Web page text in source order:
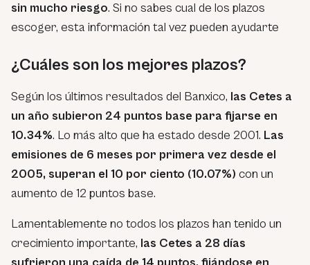
sin mucho riesgo. Si no sabes cual de los plazos
escoger, esta información tal vez pueden ayudarte
¿Cuáles son los mejores plazos?
Según los últimos resultados del Banxico, las Cetes a
un año subieron 24 puntos base para fijarse en
10.34%. Lo más alto que ha estado desde 2001. Las
emisiones de 6 meses por primera vez desde el
2005, superan el 10 por ciento (10.07%) con un
aumento de 12 puntos base.
Lamentablemente no todos los plazos han tenido un
crecimiento importante, las Cetes a 28 días